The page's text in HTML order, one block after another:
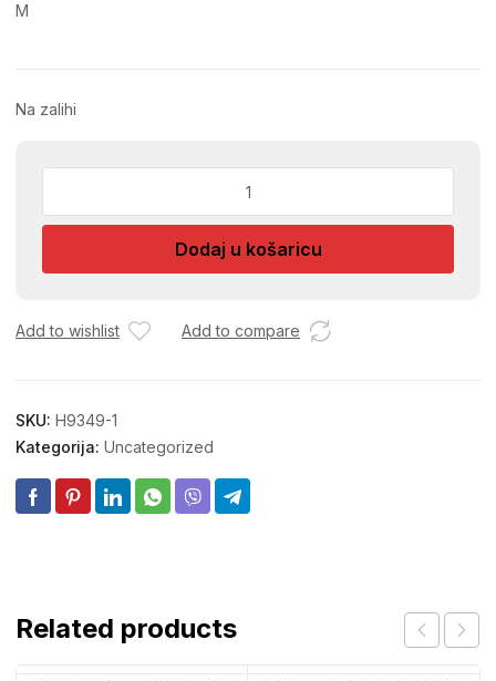
M
Na zalihi
ROLNA
GXK51
količina
Dodaj u košaricu
Add to wishlist Add to compare
SKU: H9349-1
Kategorija: Uncategorized
Related products